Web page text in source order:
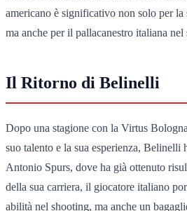
americano è significativo non solo per la
ma anche per il pallacanestro italiana nel
Il Ritorno di Belinelli
Dopo una stagione con la Virtus
suo talento e la sua esperienza, Belinelli
Antonio Spurs, dove ha già ottenuto
della sua carriera, il giocatore italiano
abilità nel shooting, ma anche un